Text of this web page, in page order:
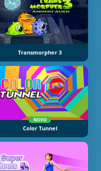
Transmorpher 3
NOVO
Color Tunnel